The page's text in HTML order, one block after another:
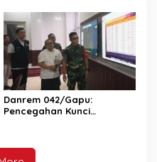
TNI
Danrem 042/Gapu:
Pencegahan Kunci